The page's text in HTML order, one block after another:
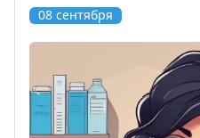
08 сентября